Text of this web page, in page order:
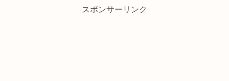
スポンサーリンク